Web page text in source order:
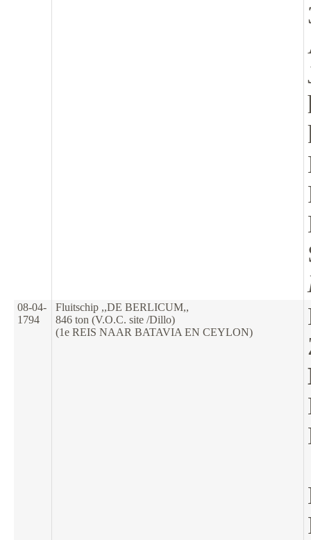
08-04-
1794
Fluitschip ,,DE BERLICUM,,
846 ton (V.O.C. site /Dillo)
(1e REIS NAAR BATAVIA EN CEYLON)